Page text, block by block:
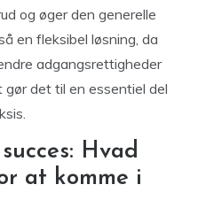
og øger den generelle
en fleksibel løsning, da
adgangsrettigheder
det til en essentiel del
Hvad
at komme i